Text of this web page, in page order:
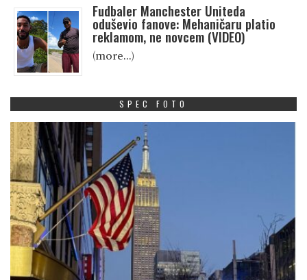
Fudbaler Manchester Uniteda
oduševio fanove: Mehaničaru platio
reklamom, ne novcem (VIDEO)
(more…)
SPEC FOTO